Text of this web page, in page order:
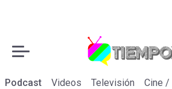
Podcast Videos Televisión Cine /